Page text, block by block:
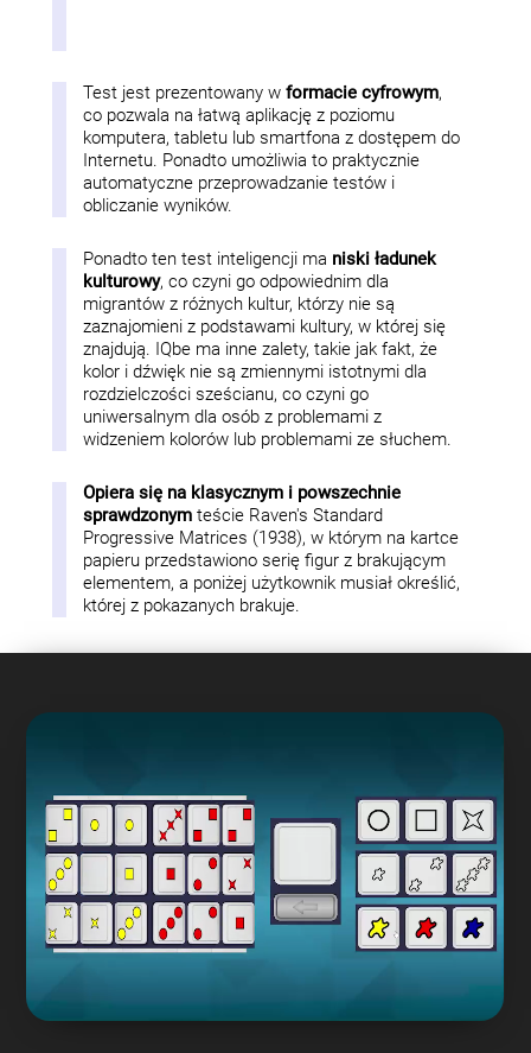
Test jest prezentowany wformacie cyfrowym,
co pozwala na łatwą aplikację z poziomu
komputera, tabletu lub smartfona z dostępem do
Internetu. Ponadto umożliwia to praktycznie
automatyczne przeprowadzanie testów i
obliczanie wyników.
Ponadto ten test inteligencji ma niski ładunek
kulturowy, co czyni go odpowiednim dla
migrantów z różnych kultur, którzy nie są
zaznajomieni z podstawami kultury, w której się
znajdują. IQbe ma inne zalety, takie jak fakt, że
kolor i dźwięk nie są zmiennymi istotnymi dla
rozdzielczości sześcianu, co czyni go
uniwersalnym dla osób z problemami z
widzeniem kolorów lub problemami ze słuchem.
Opiera się na klasycznym i powszechnie
sprawdzonym teście Raven's Standard
Progressive Matrices (1938), w którym na kartce
papieru przedstawiono serię figur z brakującym
elementem, a poniżej użytkownik musiał określić,
której z pokazanych brakuje.